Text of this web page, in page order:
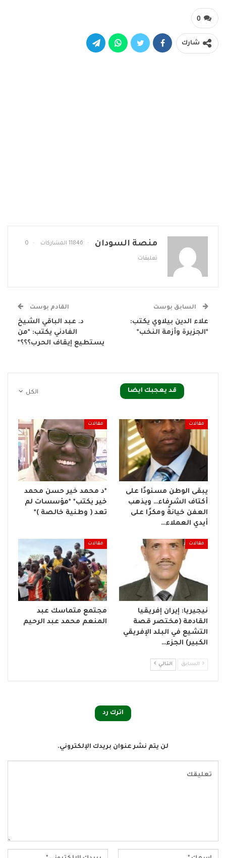
0
شارك
منصة السودان 11846 المشاركات 0
تعليقات
السابق بوست
علاء الدين بيلاوي يكتب:
*الجزيرة وأزمة النخب*
القادم بوست
د. عبد الباقي الشيخ
الفادني يكتب: *من
يستطيع إيقاف الحرب؟؟؟*
الكل قد يعجبك ايضا
مقالات
يبقى الوطن مسنودًا على
أكتاف الشرفاء… ويذهب
العفن خيانةً ومكرًا على
أيدي العملاء…
مقالات
*د محمد خير حسن محمد
خير يكتب* *مؤسسات لم
تعد ( وطنية خالصة )*
مقالات
نيجيريا: إيران إفريقيا
القادمة (مختصر قصة
التشيع في البلد الإفريقي
الكبير) الجزء…
مقالات
مجتمع متماسك عبد
المنعم محمد عبد الرحيم
السابق التالي
اترك رد
لن يتم نشر عنوان بريدك الإلكتروني.